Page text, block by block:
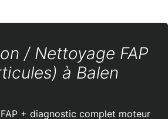
/ Nettoyage FAP
à Balen
+ diagnostic complet moteur